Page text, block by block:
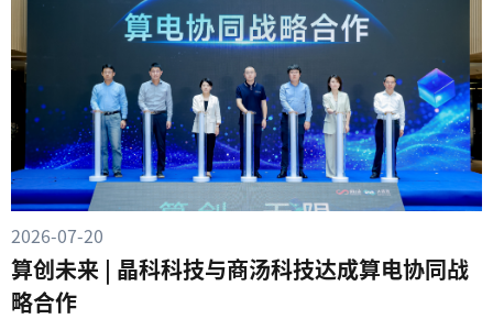
2026-07-20
算创未来 | 晶科科技与商汤科技达成算电协同战
略合作